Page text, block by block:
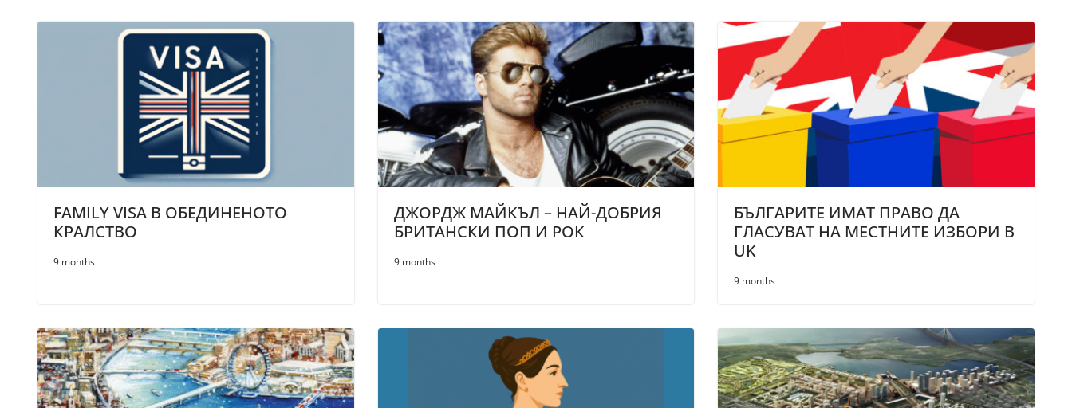
FAMILY VISA В ОБЕДИНЕНОТО
КРАЛСТВО
9 months
ДЖОРДЖ МАЙКЪЛ – НАЙ-ДОБРИЯ
БРИТАНСКИ ПОП И РОК
9 months
БЪЛГАРИТЕ ИМАТ ПРАВО ДА
ГЛАСУВАТ НА МЕСТНИТЕ ИЗБОРИ В
UK
9 months